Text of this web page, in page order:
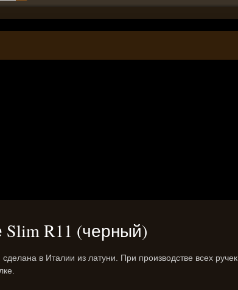
Slim R11 (черный)
в Италии из латуни. При производстве всех ручек